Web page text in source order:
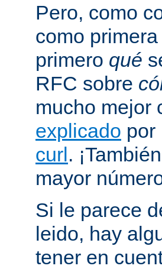
Pero, como
como
primero qué
RFC sobre
mucho mejor
explicado por
curl.
mayor
Si le parece
leido, hay
tener en